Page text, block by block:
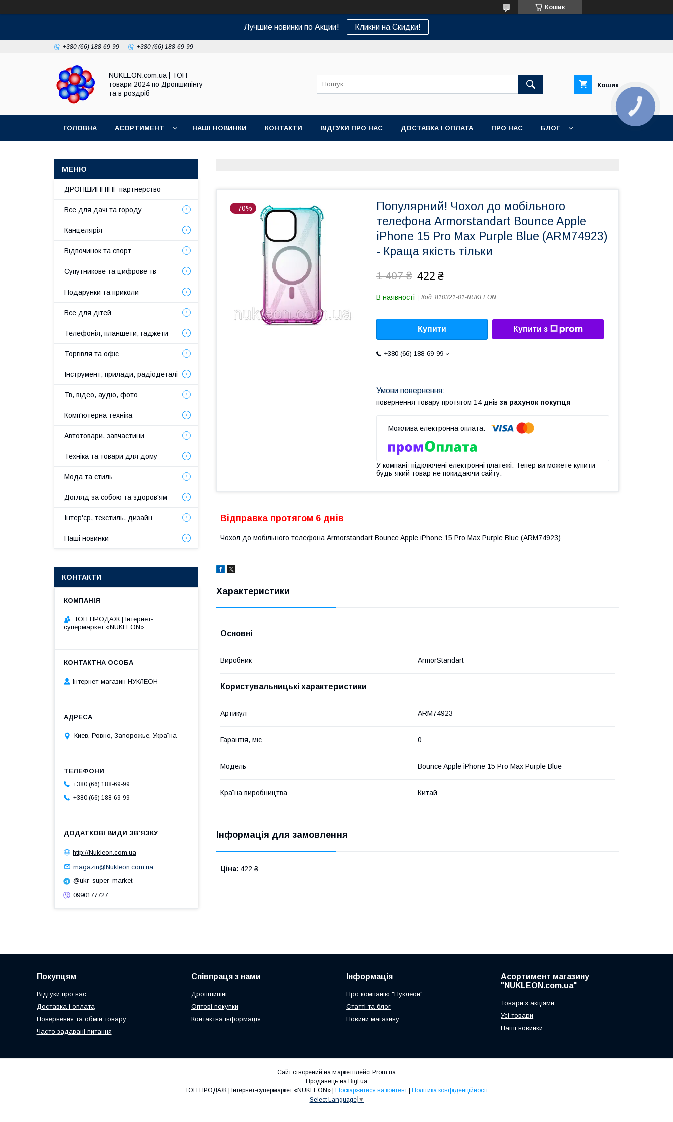
Кошик
Лучшие новинки по Акции! Кликни на Скидки!
+380 (66) 188-69-99 +380 (66) 188-69-99
NUKLEON.com.ua | ТОП
товари 2024 по Дропшипінгу
та в роздріб
Кошик
ГОЛОВНА АСОРТИМЕНТ НАШІ НОВИНКИ КОНТАКТИ ВІДГУКИ ПРО НАС ДОСТАВКА І ОПЛАТА ПРО НАС БЛОГ
–70%
Популярний! Чохол до мобільного
телефона Armorstandart Bounce Apple
iPhone 15 Pro Max Purple Blue (ARM74923)
- Краща якість тільки
1 407 ₴ 422 ₴
В наявності Код: 810321-01-NUKLEON
Купити Купити з
+380 (66) 188-69-99
повернення товару протягом 14 днів за рахунок покупця
У компанії підключені електронні платежі. Тепер ви можете купити
будь-який товар не покидаючи сайту.
Відправка протягом 6 днів
Чохол до мобільного телефона Armorstandart Bounce Apple iPhone 15 Pro Max Purple Blue (ARM74923)
Характеристики
Основні
Виробник ArmorStandart
Користувальницькі характеристики
Артикул ARM74923
Гарантія, міс 0
Мoдель Bounce Apple iPhone 15 Pro Max Purple Blue
Країна виробництва Китай
Інформація для замовлення
Ціна: 422 ₴
ДРОПШИППІНГ-партнерство
Все для дачі та городу
Канцелярія
Відпочинок та спорт
Супутникове та цифрове тв
Подарунки та приколи
Все для дітей
Телефонія, планшети, гаджети
Торгівля та офіс
Інструмент, прилади, радіодеталі
Тв, відео, аудіо, фото
Комп'ютерна техніка
Автотовари, запчастини
Техніка та товари для дому
Мода та стиль
Догляд за собою та здоров'ям
Інтер'єр, текстиль, дизайн
Наші новинки
КОНТАКТИ
ТОП ПРОДАЖ | Інтернет-
супермаркет «NUKLEON»
Інтернет-магазин НУКЛЕОН
Киев, Ровно, Запорожье, Україна
+380 (66) 188-69-99
+380 (66) 188-69-99
http://Nukleon.com.ua
magazin@Nukleon.com.ua
@ukr_super_market
0990177727
Покупцям
Відгуки про нас
Доставка і оплата
Повернення та обмін товару
Часто задавані питання
Співпраця з нами
Дропшипінг
Оптові покупки
Контактна інформація
Інформація
Про компанію "Нуклеон"
Статті та блог
Новини магазину
Асортимент магазину
"NUKLEON.com.ua"
Товари з акціями
Усі товари
Наші новинки
Сайт створений на маркетплейсі Prom.ua
Продавець на Bigl.ua
Поскаржитися на контент
Політика конфіденційності
Select Language ▼
КНОПКА
ЗВ'ЯЗКУ